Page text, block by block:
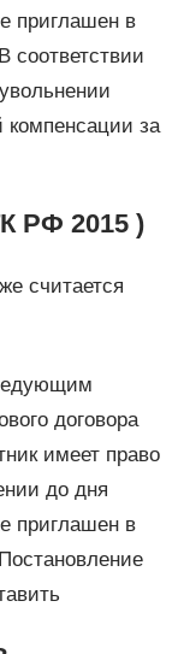
приглашен в
соответствии
компенсации за
РФ 2015 )
считается
договора
имеет право
до дня
приглашен в